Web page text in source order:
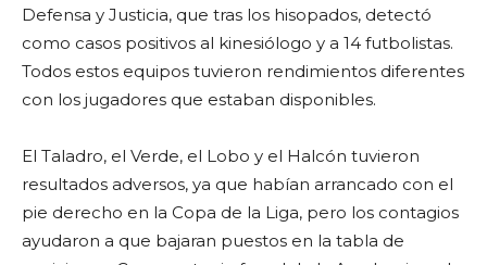
Defensa y Justicia, que tras los hisopados, detectó
como casos positivos al kinesiólogo y a 14 futbolistas.
Todos estos equipos tuvieron rendimientos diferentes
con los jugadores que estaban disponibles.
El Taladro, el Verde, el Lobo y el Halcón tuvieron
resultados adversos, ya que habían arrancado con el
pie derecho en la Copa de la Liga, pero los contagios
ayudaron a que bajaran puestos en la tabla de